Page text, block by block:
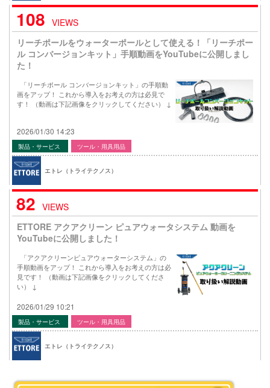
108 VIEWS
リーチポールをウォーターポールとして使える！「リーチポー
ル コンバージョンキット」手順動画をYouTubeに公開しまし
た！
「リーチポール コンバージョンキット」の手順動
画をアップ！ これから導入をお考えの方は必見で
す！ （動画は下記画像をクリックしてください） ↓
2026/01/30 14:23
製品・サービス ツール・用具用品
エトレ（トライテクノス）
82 VIEWS
ETTORE アクアクリーン ピュアウォータシステム 動画を
YouTubeに公開しました！
「アクアクリーンピュアウォーターシステム」の
手順動画をアップ！ これから導入をお考えの方は必
見です！ （動画は下記画像をクリックしてくださ
い） ↓
2026/01/29 10:21
製品・サービス ツール・用具用品
エトレ（トライテクノス）